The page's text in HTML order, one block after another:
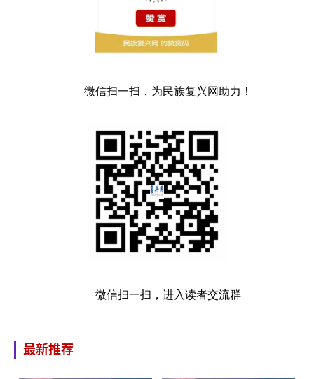
微信扫一扫，为民族复兴网助力！
微信扫一扫，进入读者交流群
最新推荐